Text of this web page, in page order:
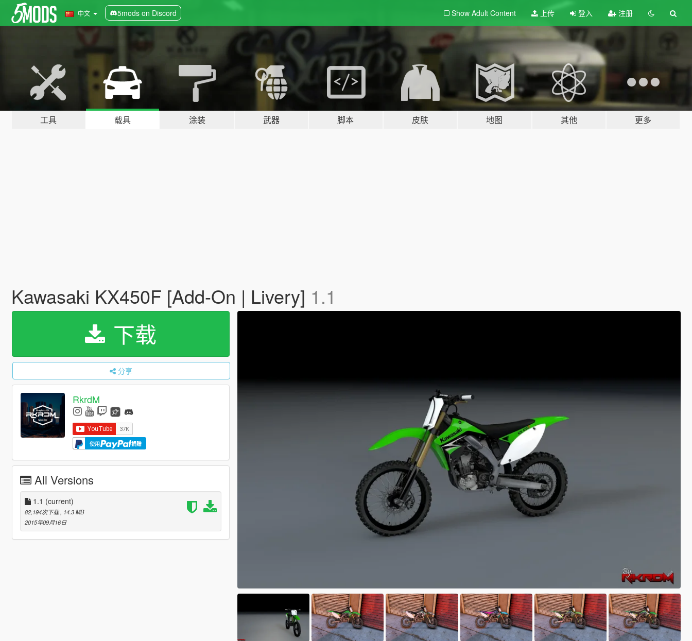
中文 5mods on Discord Show Adult Content 上传 登入 注册
工具 载具 涂装 武器 脚本 皮肤 地图 其他 更多
Kawasaki KX450F [Add-On | Livery] 1.1
下载
分享
RkrdM
使用 捐赠
All Versions
1.1 (current)
82,194次下载 , 14.3 MB
2015年09月16日